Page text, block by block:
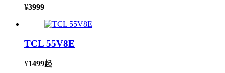
¥3999
TCL 55V8E
¥1499起